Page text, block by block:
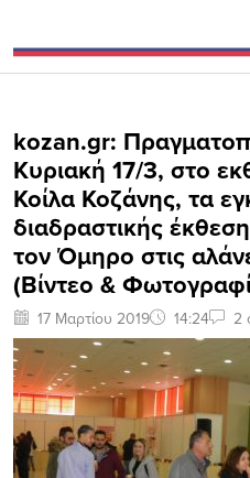
kozan.gr:
Κυριακή 17/3, στο
Κοίλα Κοζάνης, τα
διαδραστικής
τον Όμηρο στις
(Bίντεο &
17 Μαρτίου 2019 14:24 2